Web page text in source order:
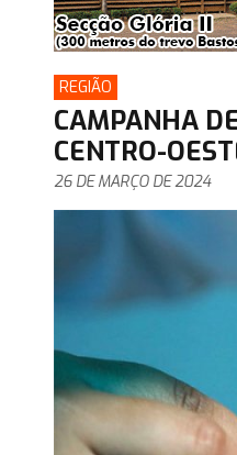
REGIÃO
CAMPANHA
CENTRO-
26 DE MARÇO DE 2024